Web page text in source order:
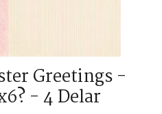
Greetings -
- 4 Delar